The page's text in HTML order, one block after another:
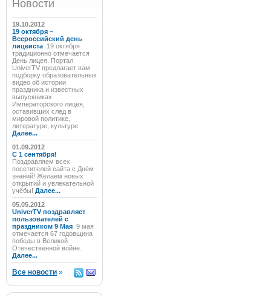
Новости
19.10.2012
19 октября –
Всероссийский день
лицеиста 19 октября
традиционно отмечается
День лицея. Портал
UniverTV предлагает вам
подборку образовательных
видео об истории
праздника и известных
выпускниках
Императорского лицея,
оставивших след в
мировой политике,
литературе, культуре.
Далее...
01.09.2012
C 1 сентября!
Поздравляем всех
посетителей сайта с Днём
знаний! Желаем новых
открытий и увлекательной
учёбы! Далее...
05.05.2012
UniverTV поздравляет
пользователей с
праздником 9 Мая 9 мая
отмечается 67 годовщина
победы в Великой
Отечественной войне.
Далее...
Все новости »